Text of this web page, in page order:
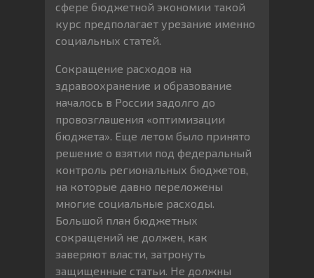
сфере бюджетной экономии такой
курс предполагает урезание именно
социальных статей.
Сокращение расходов на
здравоохранение и образование
началось в России задолго до
провозглашения «оптимизации
бюджета». Еще летом было принято
решение о взятии под федеральный
контроль региональных бюджетов,
на которые давно переложены
многие социальные расходы.
Большой план бюджетных
сокращений не должен, как
заверяют власти, затронуть
защищенные статьи. Не должны